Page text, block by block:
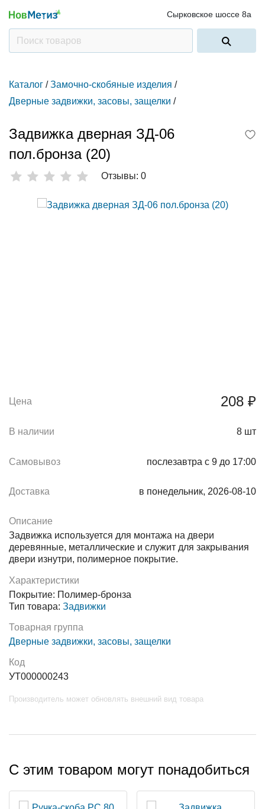
Сырковское шоссе 8а
Каталог / Замочно-скобяные изделия /
Дверные задвижки, засовы, защелки /
Задвижка дверная ЗД-06
пол.бронза (20)
Отзывы: 0
Цена 208 ₽
В наличии 8 шт
Самовывоз послезавтра с 9 до 17:00
Доставка в понедельник, 2026-08-10
Описание
Задвижка используется для монтажа на двери
деревянные, металлические и служит для закрывания
двери изнутри, полимерное покрытие.
Характеристики
Покрытие: Полимер-бронза
Тип товара: Задвижки
Товарная группа
Дверные задвижки, засовы, защелки
Код
УТ000000243
Производитель может обновлять внешний вид товара
С этим товаром могут понадобиться